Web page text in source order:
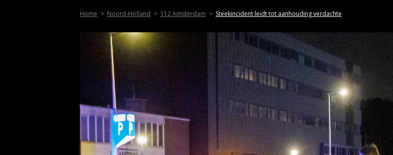
Home Noord-Holland 112 Amsterdam Steekincident leidt tot aanhouding verdachte